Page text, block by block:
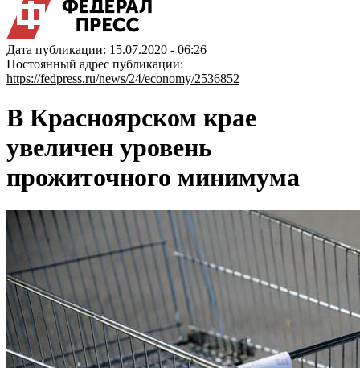
Дата публикации: 15.07.2020 - 06:26
Постоянный адрес публикации:
https://fedpress.ru/news/24/economy/2536852
В Красноярском крае
увеличен уровень
прожиточного минимума